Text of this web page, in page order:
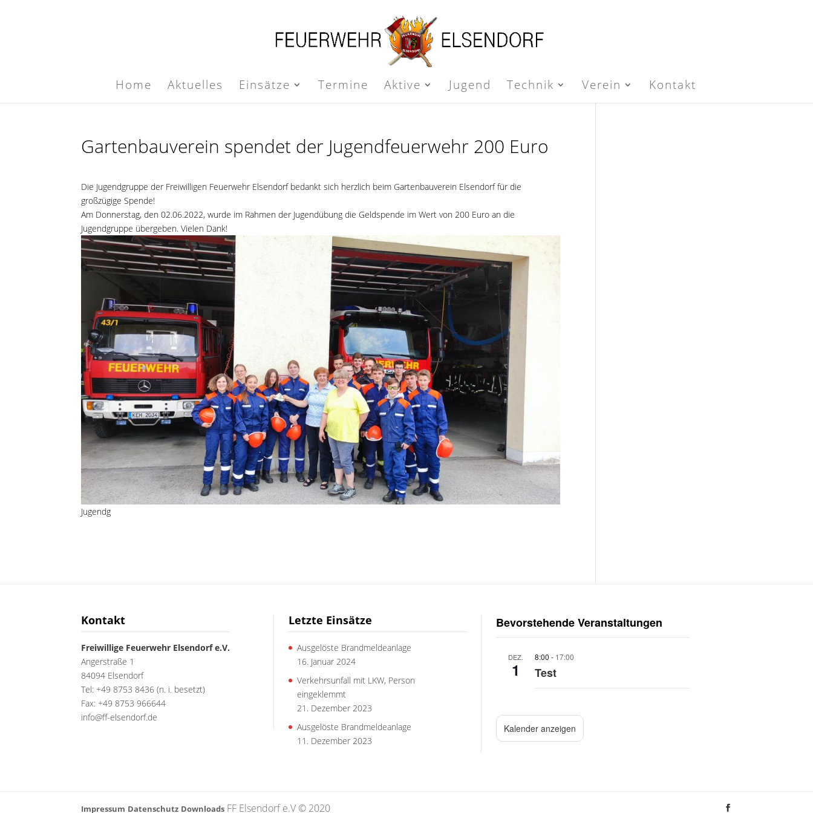
Home Aktuelles Einsätze Termine Aktive Jugend Technik Verein Kontakt
Gartenbauverein spendet der Jugendfeuerwehr 200 Euro
Die Jugendgruppe der Freiwilligen Feuerwehr Elsendorf bedankt sich herzlich beim Gartenbauverein Elsendorf für die
großzügige Spende!
Am Donnerstag, den 02.06.2022, wurde im Rahmen der Jugendübung die Geldspende im Wert von 200 Euro an die
Jugendgruppe übergeben. Vielen Dank!
Jugendg
Kontakt
Freiwillige Feuerwehr Elsendorf e.V.
Angerstraße 1
84094 Elsendorf
Tel: +49 8753 8436 (n. i. besetzt)
Fax: +49 8753 966644
info@ff-elsendorf.de
Letzte Einsätze
Ausgelöste Brandmeldeanlage
16. Januar 2024
Verkehrsunfall mit LKW, Person
eingeklemmt
21. Dezember 2023
Ausgelöste Brandmeldeanlage
11. Dezember 2023
Bevorstehende Veranstaltungen
DEZ.
1
8:00 - 17:00
Test
Kalender anzeigen
Impressum Datenschutz Downloads FF Elsendorf e.V © 2020